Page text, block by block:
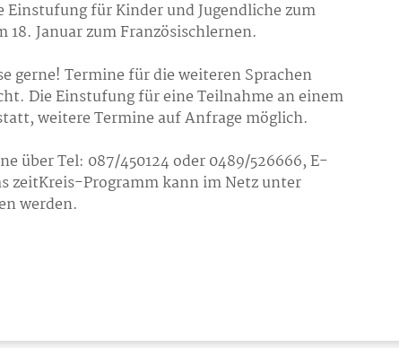
Einstufung für Kinder und Jugendliche zum
Januar zum Französischlernen.
gerne! Termine für die weiteren Sprachen
Die Einstufung für eine Teilnahme an einem
weitere Termine auf Anfrage möglich.
über Tel: 087/450124 oder 0489/526666, E-
zeitKreis-Programm kann im Netz unter
werden.